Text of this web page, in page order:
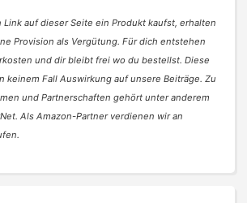
Link auf dieser Seite ein Produkt kaufst, erhalten
Provision als Vergütung. Für dich entstehen
und dir bleibt frei wo du bestellst. Diese
keinem Fall Auswirkung auf unsere Beiträge. Zu
und Partnerschaften gehört unter anderem
Als Amazon-Partner verdienen wir an